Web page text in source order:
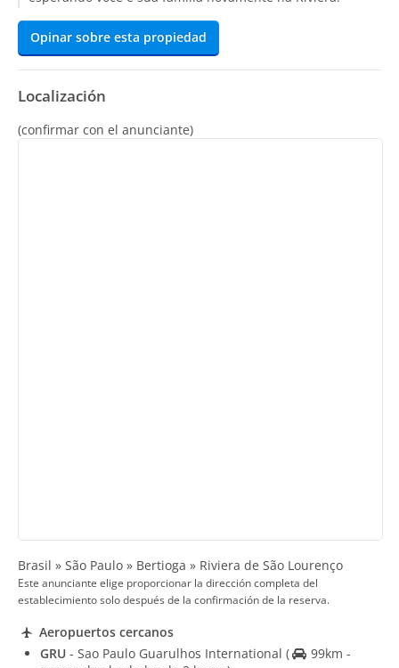
Opinar sobre esta propiedad
Localización
(confirmar con el anunciante)
Brasil » São Paulo » Bertioga » Riviera de São Lourenço
Este anunciante elige proporcionar la dirección completa del
establecimiento solo después de la confirmación de la reserva.
Aeropuertos cercanos
GRU - Sao Paulo Guarulhos International (
99km -